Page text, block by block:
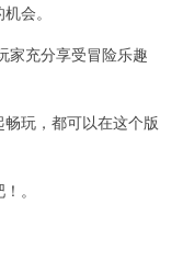
会。
充分享受冒险乐趣
玩，都可以在这个版
。